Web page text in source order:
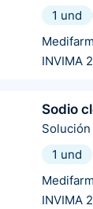
1 und
INVIMA
Sodio
1 und
INVIMA